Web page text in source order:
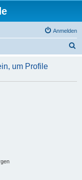
Anmelden
h
um Profile